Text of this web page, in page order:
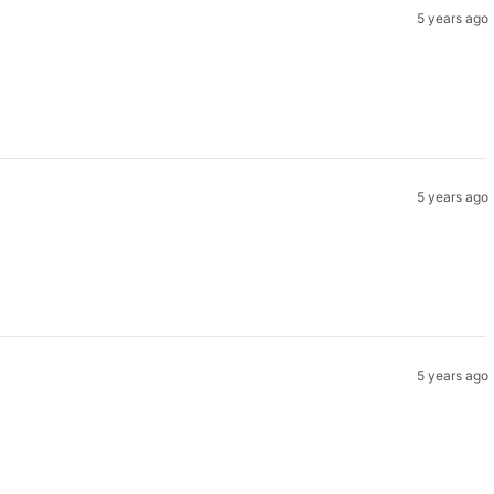
5 years ago
5 years ago
5 years ago